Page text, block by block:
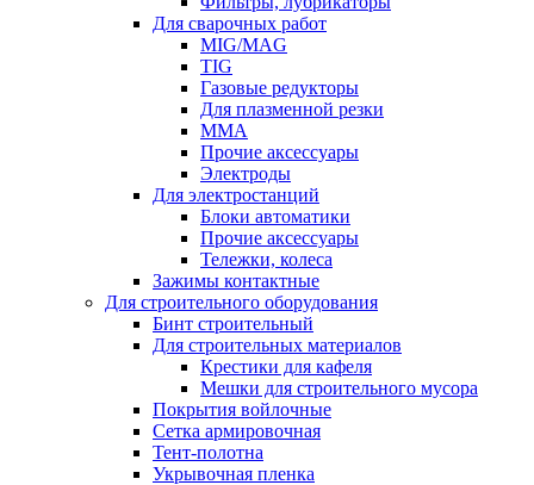
Для сварочных работ
MIG/MAG
TIG
Газовые редукторы
Для плазменной резки
ММА
Прочие аксессуары
Электроды
Для электростанций
Блоки автоматики
Прочие аксессуары
Тележки, колеса
Зажимы контактные
Для строительного оборудования
Бинт строительный
Для строительных материалов
Крестики для кафеля
Мешки для строительного мусора
Покрытия войлочные
Сетка армировочная
Тент-полотна
Укрывочная пленка